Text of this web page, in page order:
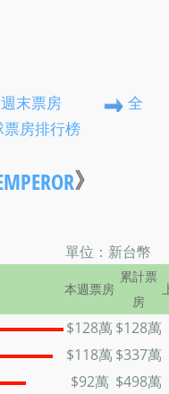
末票房
全
票房排行榜
》
單位：新台幣
本週票房
累計票
房
$128萬 $128萬
$118萬 $337萬
$92萬 $498萬